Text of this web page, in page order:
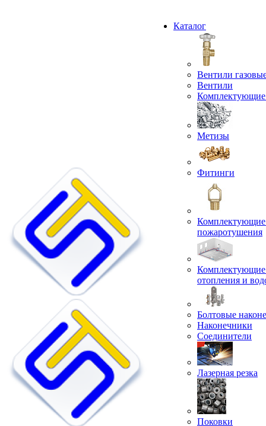
Каталог
Вентили
Вентили
Комплектующие
Метизы
Фитинги
Комплектующие
пожаротушения
Комплектующие
отопления и
Болтовые
Наконечники
Соединители
Лазерная резка
Поковки